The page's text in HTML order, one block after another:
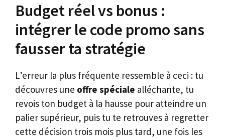
Budget réel vs bonus :
intégrer le code promo sans
fausser ta stratégie
L’erreur la plus fréquente ressemble à ceci : tu
découvres une offre spéciale alléchante, tu
revois ton budget à la hausse pour atteindre un
palier supérieur, puis tu te retrouves à regretter
cette décision trois mois plus tard, une fois les